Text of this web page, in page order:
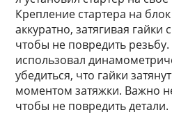
Крепление стартера на
аккуратно, затягивая
чтобы не повредить
использовал
убедиться, что гайки
моментом затяжки. Важно
чтобы не повредить